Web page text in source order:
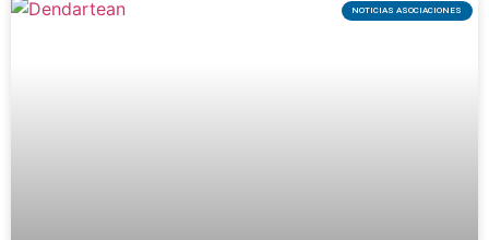
NOTICIAS ASOCIACIONES